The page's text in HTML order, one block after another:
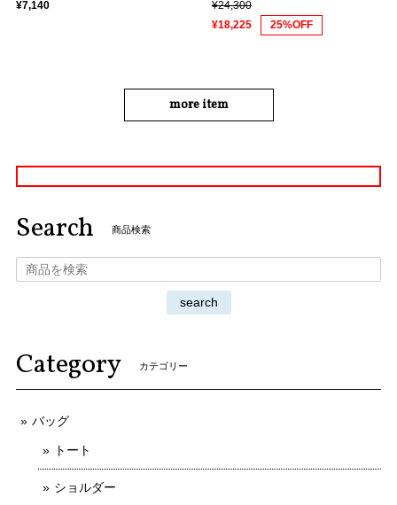
¥7,140
¥24,300
¥18,225
25%OFF
more item
Search 商品検索
search
Category カテゴリー
バッグ
トート
ショルダー